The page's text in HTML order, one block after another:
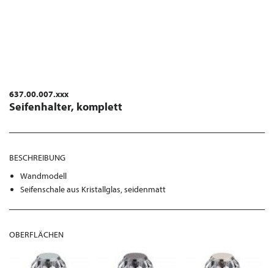
637.00.007.xxx
Seifenhalter, komplett
BESCHREIBUNG
Wandmodell
Seifenschale aus Kristallglas, seidenmatt
OBERFLÄCHEN